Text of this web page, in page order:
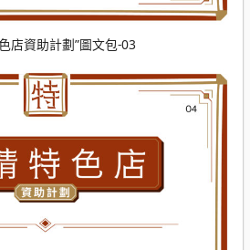
店資助計劃”圖文包-03